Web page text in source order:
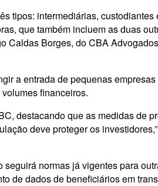
tipos: intermediárias,
que também incluem as duas
Borges, do CBA
a entrada de pequenas
financeiros.
destacando que as medidas de
deve proteger os
normas já vigentes para
de dados de beneficiários em